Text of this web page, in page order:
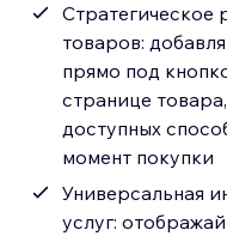
Стратегическое
товаров:
прямо под
странице
доступных
момент покупки
Универсальная
услуг: